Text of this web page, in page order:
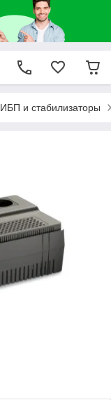
ИБП и стабилизаторы